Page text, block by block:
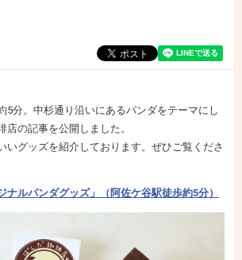
5分。中杉通り沿いにあるパンダをテーマにし
店の記事を公開しました。
いグッズを紹介しております。ぜひご覧くださ
ナルパンダグッズ」（阿佐ケ谷駅徒歩約5分）